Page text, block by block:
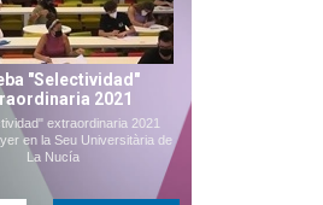
"Selectividad"
2021
extraordinaria 2021
en la Seu Universitària de
La Nucía